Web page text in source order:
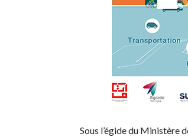
Sous l’égide du Ministère